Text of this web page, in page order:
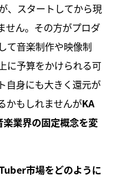
、スタートしてから現
せん。その方がプロダ
て音楽制作や映像制
に予算をかけられる可
自身にも大きく還元が
かもしれませんがKA
楽業界の固定概念を変
市場をどのように